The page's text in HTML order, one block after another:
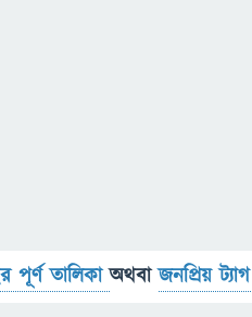
পূর্ণ তালিকাঅথবাজনপ্রিয় ট্যাগ